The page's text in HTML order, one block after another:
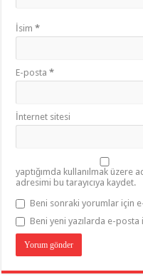
İsim*
E-posta*
İnternet sitesi
yaptığımda kullanılmak üzere
adresimi bu tarayıcıya kaydet.
Beni sonraki yorumlar için
Beni yeni yazılarda e-